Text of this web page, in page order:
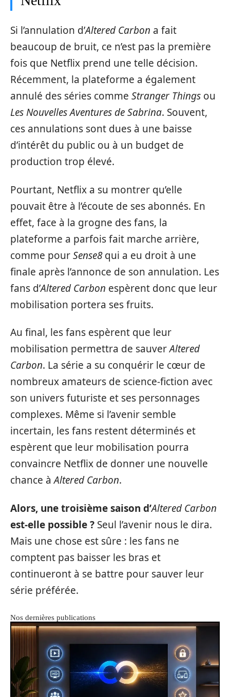
Si l’annulation d’Altered Carbon a fait
beaucoup de bruit, ce n’est pas la première
fois que Netflix prend une telle décision.
Récemment, la plateforme a également
annulé des séries comme Stranger Things ou
Les Nouvelles Aventures de Sabrina. Souvent,
ces annulations sont dues à une baisse
d’intérêt du public ou à un budget de
production trop élevé.
Pourtant, Netflix a su montrer qu’elle
pouvait être à l’écoute de ses abonnés. En
effet, face à la grogne des fans, la
plateforme a parfois fait marche arrière,
comme pourSense8qui a eu droit à une
finale après l’annonce de son annulation. Les
fans d’Altered Carbon espèrent donc que leur
mobilisation portera ses fruits.
Au final, les fans espèrent que leur
mobilisation permettra de sauverAltered
Carbon. La série a su conquérir le cœur de
nombreux amateurs de science-fiction avec
son univers futuriste et ses personnages
complexes. Même si l’avenir semble
incertain, les fans restent déterminés et
espèrent que leur mobilisation pourra
convaincre Netflix de donner une nouvelle
chance àAltered Carbon.
Alors, une troisième saison d’Altered Carbon
est-elle possible ? Seul l’avenir nous le dira.
Mais une chose est sûre : les fans ne
comptent pas baisser les bras et
continueront à se battre pour sauver leur
série préférée.
Nos dernières publications